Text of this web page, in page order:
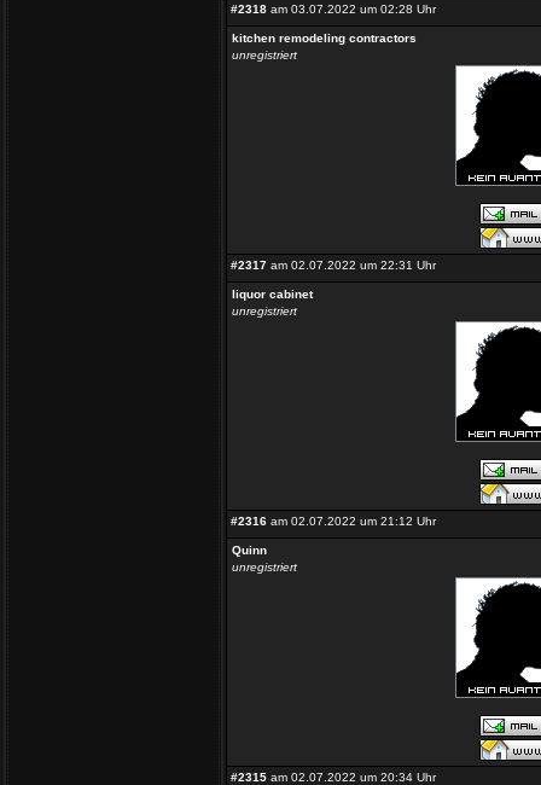
#2318 am 03.07.2022 um 02:28 Uhr
kitchen remodeling contractors
unregistriert
#2317 am 02.07.2022 um 22:31 Uhr
liquor cabinet
unregistriert
#2316 am 02.07.2022 um 21:12 Uhr
Quinn
unregistriert
#2315 am 02.07.2022 um 20:34 Uhr